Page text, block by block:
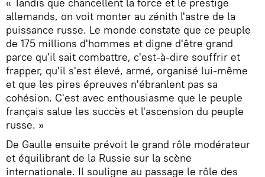
allemands, on voit monter au zénith l'astre de la
puissance russe. Le monde constate que ce peuple
de 175 millions d'hommes et digne d'être grand
parce qu'il sait combattre, c'est-à-dire souffrir et
frapper, qu'il s'est élevé, armé, organisé lui-même
et que les pires épreuves n'ébranlent pas sa
cohésion. C'est avec enthousiasme que le peuple
français salue les succès et l'ascension du peuple
russe. »
De Gaulle ensuite prévoit le grand rôle modérateur
et équilibrant de la Russie sur la scène
internationale. Il souligne au passage le rôle des